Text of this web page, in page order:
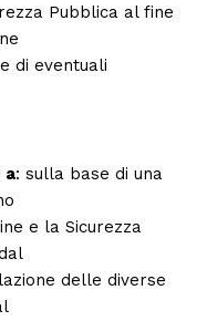
Pubblica al fine
di eventuali
a: sulla base di una
e la Sicurezza
delle diverse